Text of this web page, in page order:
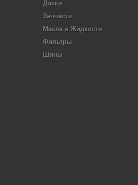
Диски
Запчасти
Масла и Жидкости
Фильтры
Шины